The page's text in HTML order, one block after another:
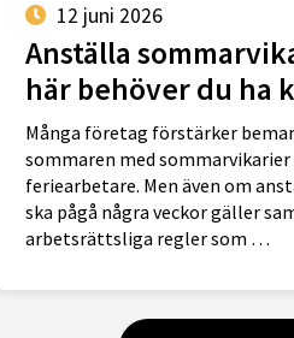
12 juni 2026
Anställa
här behöver du ha
Många företag förstärker
sommaren med sommarvikarier
feriearbetare. Men även om
ska pågå några veckor gäller
arbetsrättsliga regler som …